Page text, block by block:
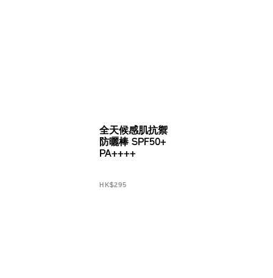
全天候感肌抗禦
防曬棒 SPF50+
PA++++
HK$295